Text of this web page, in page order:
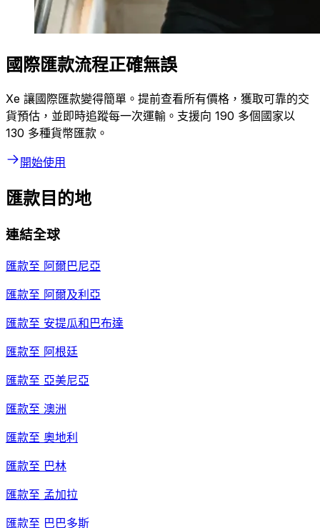
國際匯款流程正確無誤
Xe 讓國際匯款變得簡單。提前查看所有價格，獲取可靠的交
貨預估，並即時追蹤每一次運輸。支援向 190 多個國家以
130 多種貨幣匯款。
開始使用
匯款目的地
連結全球
匯款至 阿爾巴尼亞
匯款至 阿爾及利亞
匯款至 安提瓜和巴布達
匯款至 阿根廷
匯款至 亞美尼亞
匯款至 澳洲
匯款至 奧地利
匯款至 巴林
匯款至 孟加拉
匯款至 巴巴多斯